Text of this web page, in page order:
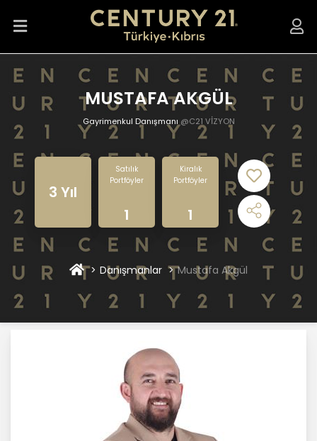
MUSTAFA AKGÜL
Gayrimenkul Danışmanı @C21 VİZYON
3 Yıl
Satılık
Portföyler
1
Kiralık
Portföyler
1
Danışmanlar Mustafa Akgül